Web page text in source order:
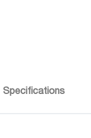
Specifications